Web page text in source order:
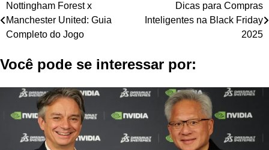
Navegação
de
Nottingham Forest x
Manchester United: Guia
Completo do Jogo
Dicas para Compras
Inteligentes na Black Friday
2025
Você pode se interessar por: